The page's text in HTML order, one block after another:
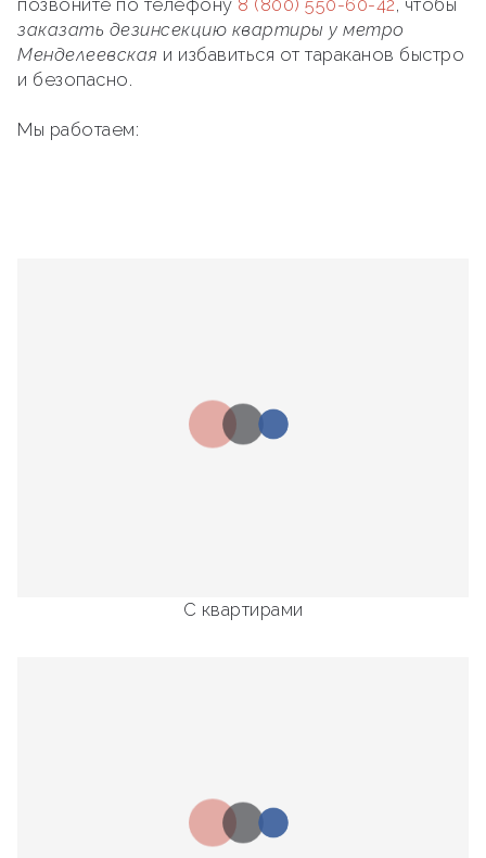
позвоните по телефону 8 (800) 550-60-42, чтобы
заказать дезинсекцию квартиры у метро
Менделеевская и избавиться от тараканов быстро
и безопасно.
Мы работаем:
С квартирами